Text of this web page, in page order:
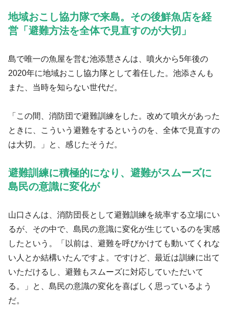
地域おこし協力隊で来島。その後鮮魚店を経
営「避難方法を全体で見直すのが大切」
島で唯一の魚屋を営む池添慧さんは、噴火から5年後の
2020年に地域おこし協力隊として着任した。池添さんも
また、当時を知らない世代だ。
「この間、消防団で避難訓練をした。改めて噴火があった
ときに、こういう避難をするというのを、全体で見直すの
は大切。」と、感じたそうだ。
避難訓練に積極的になり、避難がスムーズに
島民の意識に変化が
山口さんは、消防団長として避難訓練を統率する立場にい
るが、その中で、島民の意識に変化が生じているのを実感
したという。「以前は、避難を呼びかけても動いてくれな
い人とか結構いたんですよ。ですけど、最近は訓練に出て
いただけるし、避難もスムーズに対応していただいて
る。」と、島民の意識の変化を喜ばしく思っているよう
だ。